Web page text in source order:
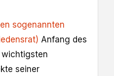
sogenannten
Anfang des
wichtigsten
seiner